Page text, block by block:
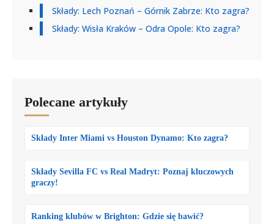
Składy: Lech Poznań – Górnik Zabrze: Kto zagra?
Składy: Wisła Kraków – Odra Opole: Kto zagra?
Polecane artykuły
Składy Inter Miami vs Houston Dynamo: Kto zagra?
Składy Sevilla FC vs Real Madryt: Poznaj kluczowych
graczy!
Ranking klubów w Brighton: Gdzie się bawić?